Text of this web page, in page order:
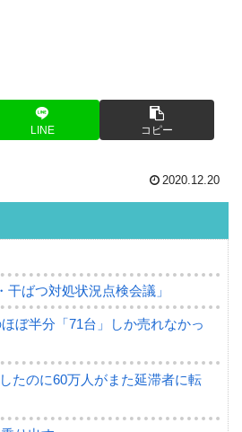
LINE コピー
2020.12.20
ばつ対処状況点検会議」
ぼ半分「71台」しか売れなかっ
たのに60万人がまた延滞者に転